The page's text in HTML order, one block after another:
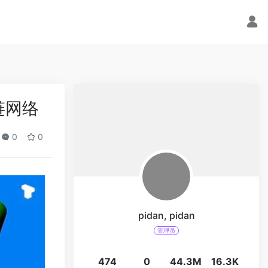
络
0 0
pidan, pidan
管理员
474 0 44.3M 16.3K